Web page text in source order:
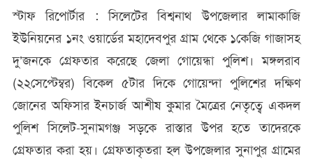
গোয়েন্ধা
পুলিশ
স্টাফ রিপোর্টার : সিলেটের বিশ্বনাথ উপজেলার লামাকাজি
ইউনিয়নের ১নং ওয়ার্ডের মহাদেবপুর গ্রাম থেকে ১কেজি গাজাসহ
দু’জনকে গ্রেফতার করেছে জেলা গোয়েন্ধা পুলিশ। মঙ্গলরাব
(২২সেপ্টেম্বর) বিকেল ৫টার দিকে গোয়েন্দা পুলিশের দক্ষিণ
জোনের অফিসার ইনচার্জ আশীষ কুমার মৈত্রের নেতৃত্বে একদল
পুলিশ সিলেট-সুনামগঞ্জ সড়কে রাস্তার উপর হতে তাদেরকে
গ্রেফতার করা হয়। গ্রেফতাকৃতরা হল উপজেলার সুনাপুর গ্রামের